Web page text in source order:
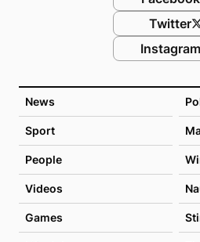
News
Sport
People
Videos
Games
Twitter
Instagram